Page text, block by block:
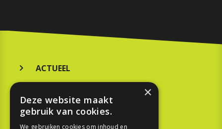
ACTUEEL
KOOPGIDS
×
Deze website maakt
gebruik van cookies.
We gebruiken cookies om inhoud en